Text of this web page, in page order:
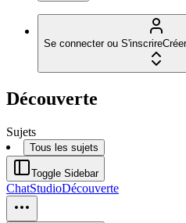
Se connecter ou S'inscrire
Découverte
Sujets
Tous les sujets
Toggle Sidebar
ChatStudioDécouverte